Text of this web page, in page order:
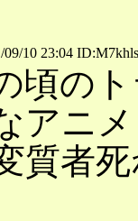
09/10 23:04
頃の
アニ
質者